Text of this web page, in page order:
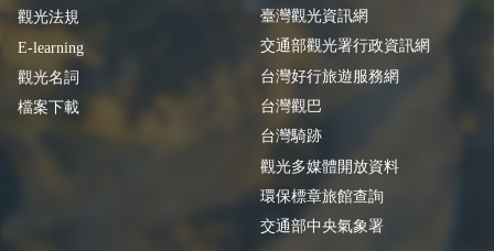
觀光法規
E-learning
觀光名詞
檔案下載
臺灣觀光資訊網
交通部觀光署行政資訊網
台灣好行旅遊服務網
台灣觀巴
台灣騎跡
觀光多媒體開放資料
環保標章旅館查詢
交通部中央氣象署